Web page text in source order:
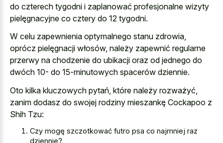
do czterech tygodni i zaplanować profesjonalne wizyty
pielęgnacyjne co cztery do 12 tygodni.
W celu zapewnienia optymalnego stanu zdrowia,
oprócz pielęgnacji włosów, należy zapewnić regularne
przerwy na chodzenie do ubikacji oraz od jednego do
dwóch 10- do 15-minutowych spacerów dziennie.
Oto kilka kluczowych pytań, które należy rozważyć,
zanim dodasz do swojej rodziny mieszankę Cockapoo z
Shih Tzu:
Czy mogę szczotkować futro psa co najmniej raz
dziennie?